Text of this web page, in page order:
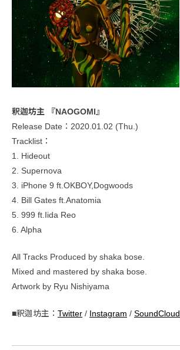
釈迦坊主 『NAOGOMI』
Release Date：2020.01.02 (Thu.)
Tracklist：
1. Hideout
2. Supernova
3. iPhone 9 ft.OKBOY,Dogwoods
4. Bill Gates ft.Anatomia
5. 999 ft.Iida Reo
6. Alpha
All Tracks Produced by shaka bose.
Mixed and mastered by shaka bose.
Artwork by Ryu Nishiyama
■釈迦坊主： Twitter / Instagram / SoundCloud